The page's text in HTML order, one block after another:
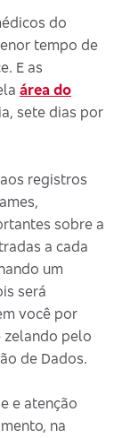
do
tempo de
E as
área do
sete dias por
registros
sobre a
a cada
um
será
você por
zelando pelo
de Dados.
e atenção
na